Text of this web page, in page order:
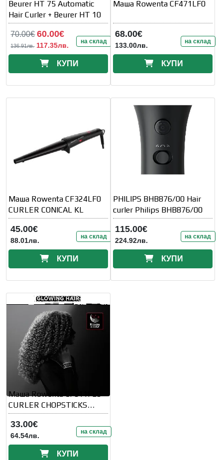
Beurer HT 75 Automatic
Hair Curler + Beurer HT 10
70.00€ 60.00€
136.91лв. 117.35лв. на склад
КУПИ
Маша Rowenta CF471LF0
68.00€
133.00лв. на склад
КУПИ
Маша Rowenta CF324LF0
CURLER CONICAL KL
45.00€
88.01лв. на склад
КУПИ
PHILIPS BHB876/00 Hair
curler Philips BHB876/00
115.00€
224.92лв. на склад
КУПИ
Маша Rowenta CF311FL0
CURLER CHOPSTICKS
CURLS FOREVER KL
33.00€
64.54лв. на склад
КУПИ